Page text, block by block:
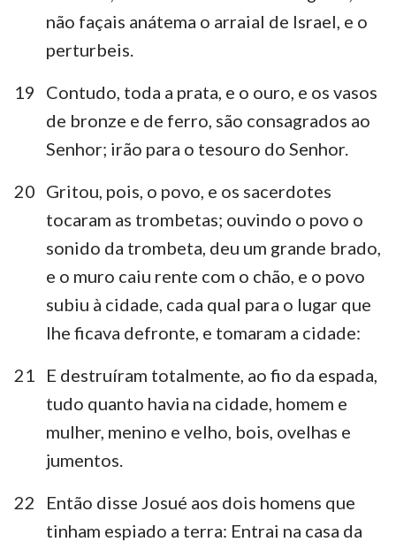
1 2 3 4 5 6
7
8
9 10 11 12 13
14
15
20
22
23 24
não façais anátema o arraial de Israel, e o
perturbeis.
19
Contudo, toda a prata, e o ouro, e os vasos
de bronze e de ferro, são consagrados ao
Senhor; irão para o tesouro do Senhor.
20 Gritou, pois, o povo, e os sacerdotes
tocaram as trombetas; ouvindo o povo o
sonido da trombeta, deu um grande brado,
e o muro caiu rente com o chão, e o povo
subiu à cidade, cada qual para o lugar que
lhe ficava defronte, e tomaram a cidade:
21
E destruíram totalmente, ao fio da espada,
tudo quanto havia na cidade, homem e
mulher, menino e velho, bois, ovelhas e
jumentos.
22
Então disse Josué aos dois homens que
tinham espiado a terra: Entrai na casa da